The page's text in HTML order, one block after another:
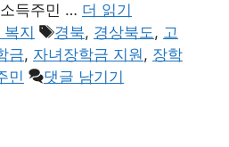
득주민 … 더 읽기
복지
태
그
경북, 경상북도, 고
금, 자녀장학금 지원, 장학
민 댓글 남기기